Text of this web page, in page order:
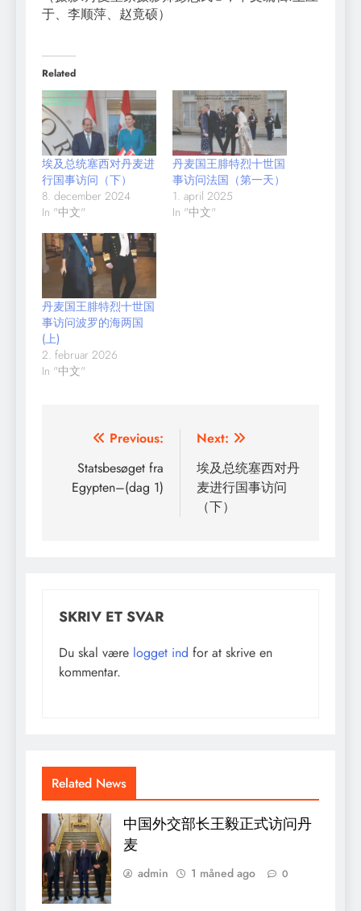
于、李顺萍、赵竟硕）
Related
埃及总统塞西对丹麦进
行国事访问（下）
8. december 2024
In "中文"
丹麦国王腓特烈十世国
事访问法国（第一天）
1. april 2025
In "中文"
丹麦国王腓特烈十世国
事访问波罗的海两国
(上)
2. februar 2026
In "中文"
Indlægsnavigation
Previous:
Statsbesøget fra
Egypten–(dag 1)
Next:
埃及总统塞西对丹
麦进行国事访问
（下）
SKRIV ET SVAR
Du skal være logget ind for at skrive en
kommentar.
Related News
中国外交部长王毅正式访问丹
麦
admin 1 måned ago 0